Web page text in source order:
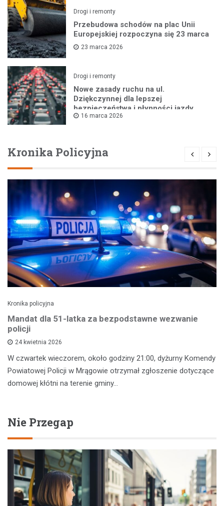
Drogi i remonty
Przebudowa schodów na plac Unii
Europejskiej rozpoczyna się 23 marca
23 marca 2026
Drogi i remonty
Nowe zasady ruchu na ul.
Dziękczynnej dla lepszej
bezpieczeństwa i płynności jazdy
16 marca 2026
Kronika Policyjna
Kronika policyjna
Mandat dla 51-latka za bezpodstawne wezwanie
policji
24 kwietnia 2026
W czwartek wieczorem, około godziny 21:00, dyżurny Komendy
Powiatowej Policji w Mrągowie otrzymał zgłoszenie dotyczące
domowej kłótni na terenie gminy…
Nie Przegap